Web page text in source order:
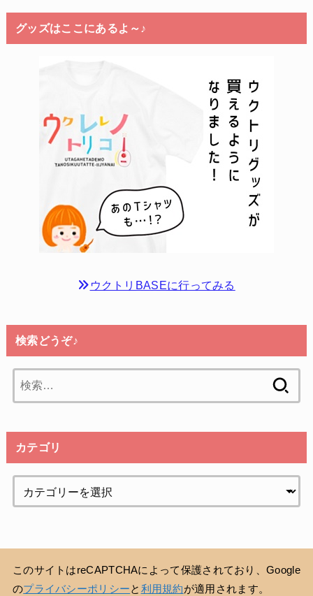
グッズはここにあるよ～♪
ウクトリBASEに行ってみる
検索どうぞ♪
索:
カテゴリ
このサイトはreCAPTCHAによって保護されており、Google
のプライバシーポリシーと 利用規約が適用されます。